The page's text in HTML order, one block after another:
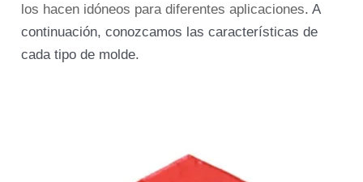
los hacen idóneos para diferentes aplicaciones. A
continuación, conozcamos las características de
cada tipo de molde.